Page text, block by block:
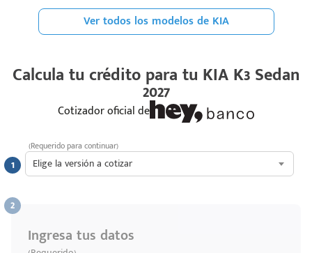
Ver todos los modelos de KIA
Calcula tu crédito para tu KIA K3 Sedan
2027
Cotizador oficial de
Elige la versión a cotizar
(Requerido para continuar)
Ingresa tus datos